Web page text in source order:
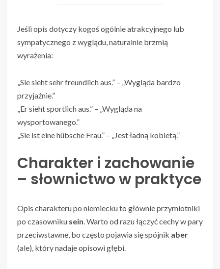
Jeśli opis dotyczy kogoś ogólnie atrakcyjnego lub
sympatycznego z wyglądu, naturalnie brzmią
wyrażenia:
„Sie sieht sehr freundlich aus.” – „Wygląda bardzo
przyjaźnie.”
„Er sieht sportlich aus.” – „Wygląda na
wysportowanego.”
„Sie ist eine hübsche Frau.” – „Jest ładną kobietą.”
Charakter i zachowanie
– słownictwo w praktyce
Opis charakteru po niemiecku to głównie przymiotniki
po czasowniku sein. Warto od razu łączyć cechy w pary
przeciwstawne, bo często pojawia się spójnik aber
(ale), który nadaje opisowi głębi.